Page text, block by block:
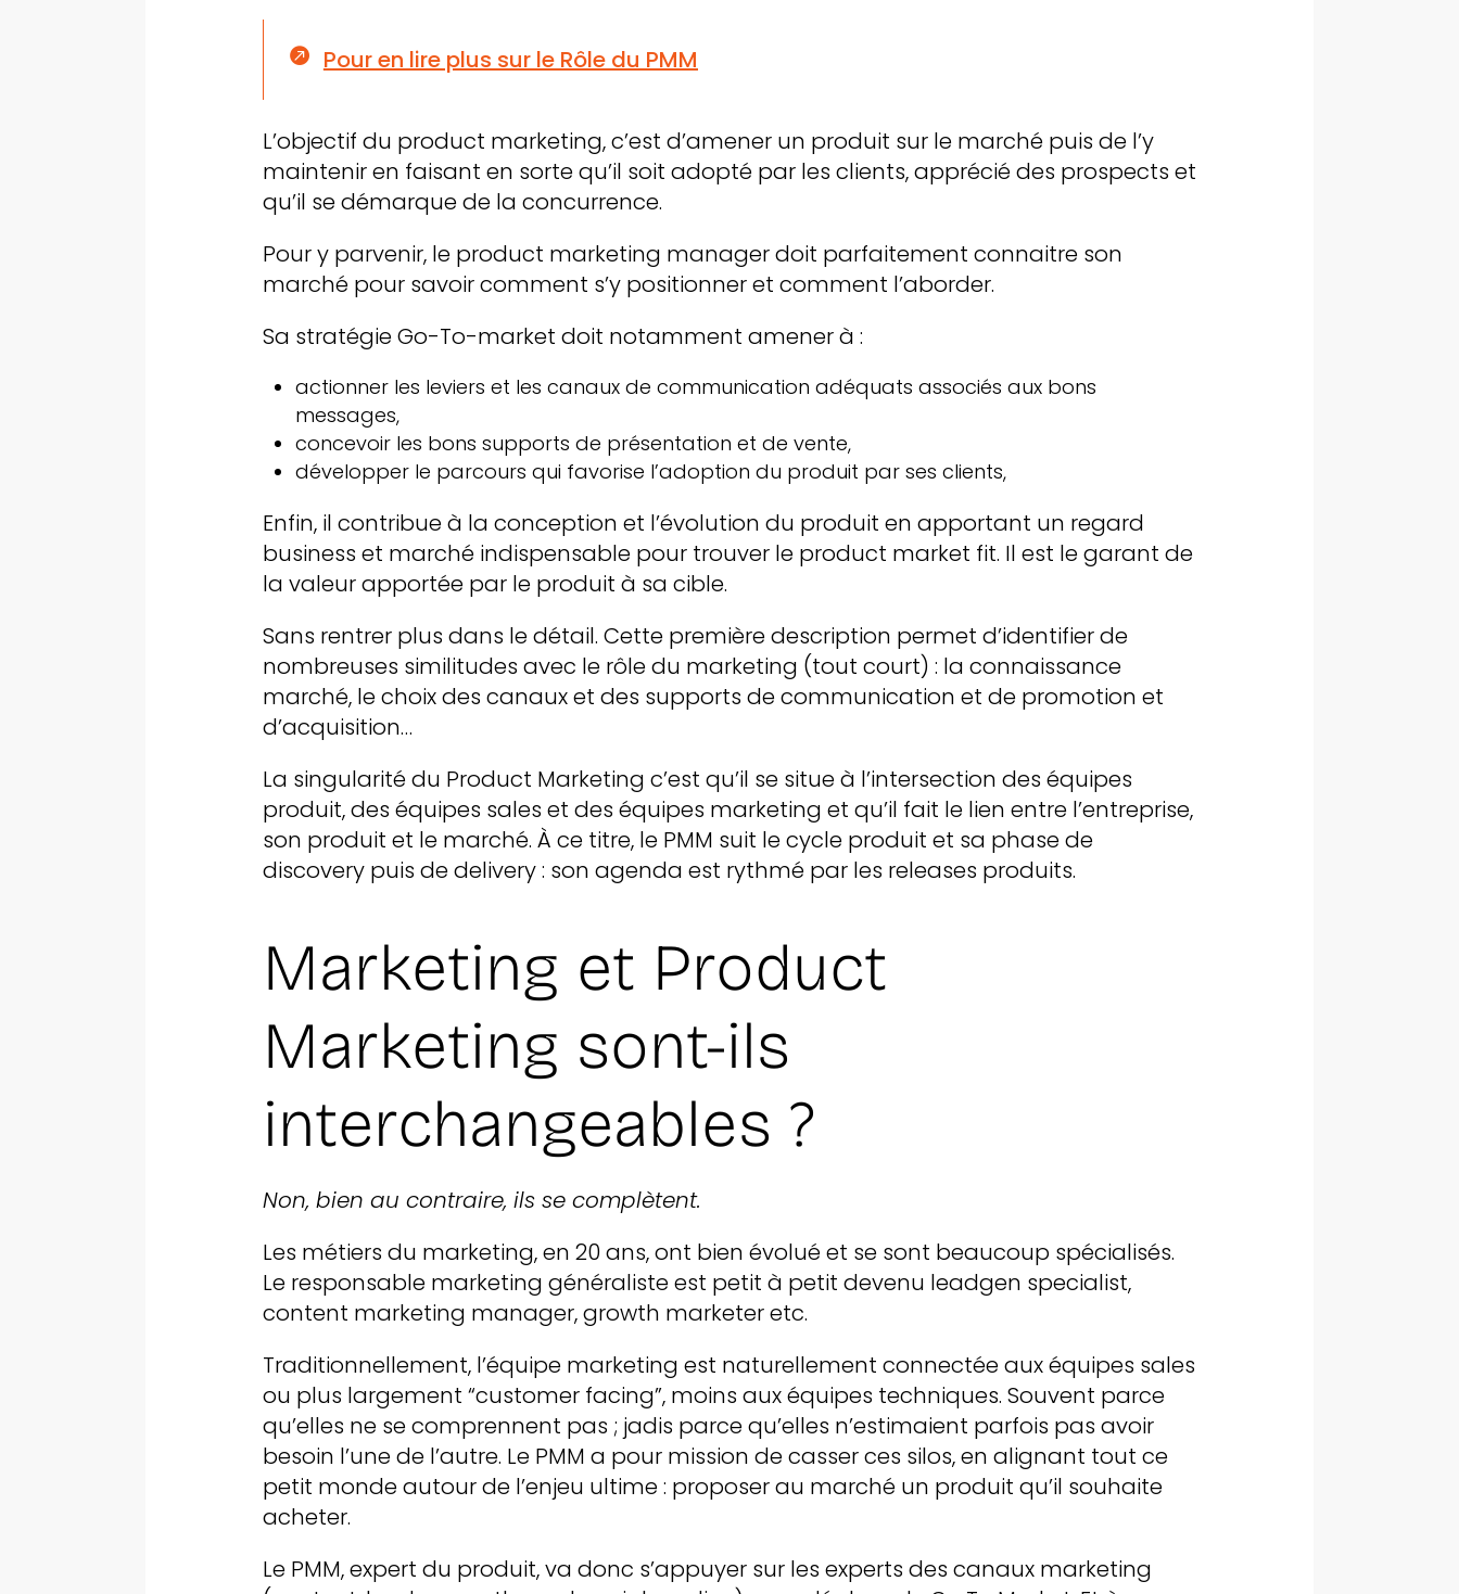
 Pour en lire plus sur le Rôle du PMM
L’objectif du product marketing, c’est d’amener un produit sur le marché puis de l’y
maintenir en faisant en sorte qu’il soit adopté par les clients, apprécié des prospects et
qu’il se démarque de la concurrence.
Pour y parvenir, le product marketing manager doit parfaitement connaitre son
marché pour savoir comment s’y positionner et comment l’aborder.
Sa stratégie Go-To-market doit notamment amener à :
actionner les leviers et les canaux de communication adéquats associés aux bons
messages,
concevoir les bons supports de présentation et de vente,
développer le parcours qui favorise l’adoption du produit par ses clients,
Enfin, il contribue à la conception et l’évolution du produit en apportant un regard
business et marché indispensable pour trouver le product market fit. Il est le garant de
la valeur apportée par le produit à sa cible.
Sans rentrer plus dans le détail. Cette première description permet d’identifier de
nombreuses similitudes avec le rôle du marketing (tout court) : la connaissance
marché, le choix des canaux et des supports de communication et de promotion et
d’acquisition…
La singularité du Product Marketing c’est qu’il se situe à l’intersection des équipes
produit, des équipes sales et des équipes marketing et qu’il fait le lien entre l’entreprise,
son produit et le marché. À ce titre, le PMM suit le cycle produit et sa phase de
discovery puis de delivery : son agenda est rythmé par les releases produits.
Marketing et Product
Marketing sont-ils
interchangeables ?
Non, bien au contraire, ils se complètent.
Les métiers du marketing, en 20 ans, ont bien évolué et se sont beaucoup spécialisés.
Le responsable marketing généraliste est petit à petit devenu leadgen specialist,
content marketing manager, growth marketer etc.
Traditionnellement, l’équipe marketing est naturellement connectée aux équipes sales
ou plus largement “customer facing”, moins aux équipes techniques. Souvent parce
qu’elles ne se comprennent pas ; jadis parce qu’elles n’estimaient parfois pas avoir
besoin l’une de l’autre. Le PMM a pour mission de casser ces silos, en alignant tout ce
petit monde autour de l’enjeu ultime : proposer au marché un produit qu’il souhaite
acheter.
Le PMM, expert du produit, va donc s’appuyer sur les experts des canaux marketing